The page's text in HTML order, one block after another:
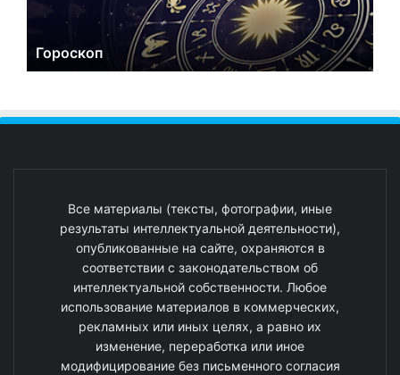
Гороскоп
Все материалы (тексты, фотографии, иные
результаты интеллектуальной деятельности),
опубликованные на сайте, охраняются в
соответствии с законодательством об
интеллектуальной собственности. Любое
использование материалов в коммерческих,
рекламных или иных целях, а равно их
изменение, переработка или иное
модифицирование без письменного согласия